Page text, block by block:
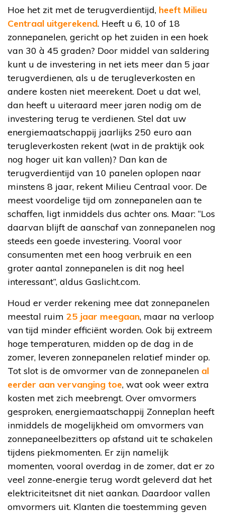
Hoe het zit met de terugverdientijd, heeft Milieu
Centraal uitgerekend. Heeft u 6, 10 of 18
zonnepanelen, gericht op het zuiden in een hoek
van 30 à 45 graden? Door middel van saldering
kunt u de investering in net iets meer dan 5 jaar
terugverdienen, als u de terugleverkosten en
andere kosten niet meerekent. Doet u dat wel,
dan heeft u uiteraard meer jaren nodig om de
investering terug te verdienen. Stel dat uw
energiemaatschappij jaarlijks 250 euro aan
terugleverkosten rekent (wat in de praktijk ook
nog hoger uit kan vallen)? Dan kan de
terugverdientijd van 10 panelen oplopen naar
minstens 8 jaar, rekent Milieu Centraal voor. De
meest voordelige tijd om zonnepanelen aan te
schaffen, ligt inmiddels dus achter ons. Maar: “Los
daarvan blijft de aanschaf van zonnepanelen nog
steeds een goede investering. Vooral voor
consumenten met een hoog verbruik en een
groter aantal zonnepanelen is dit nog heel
interessant”, aldus Gaslicht.com.
Houd er verder rekening mee dat zonnepanelen
meestal ruim 25 jaar meegaan, maar na verloop
van tijd minder efficiënt worden. Ook bij extreem
hoge temperaturen, midden op de dag in de
zomer, leveren zonnepanelen relatief minder op.
Tot slot is de omvormer van de zonnepanelen al
eerder aan vervanging toe, wat ook weer extra
kosten met zich meebrengt. Over omvormers
gesproken, energiemaatschappij Zonneplan heeft
inmiddels de mogelijkheid om omvormers van
zonnepaneelbezitters op afstand uit te schakelen
tijdens piekmomenten. Er zijn namelijk
momenten, vooral overdag in de zomer, dat er zo
veel zonne-energie terug wordt geleverd dat het
elektriciteitsnet dit niet aankan. Daardoor vallen
omvormers uit. Klanten die toestemming geven